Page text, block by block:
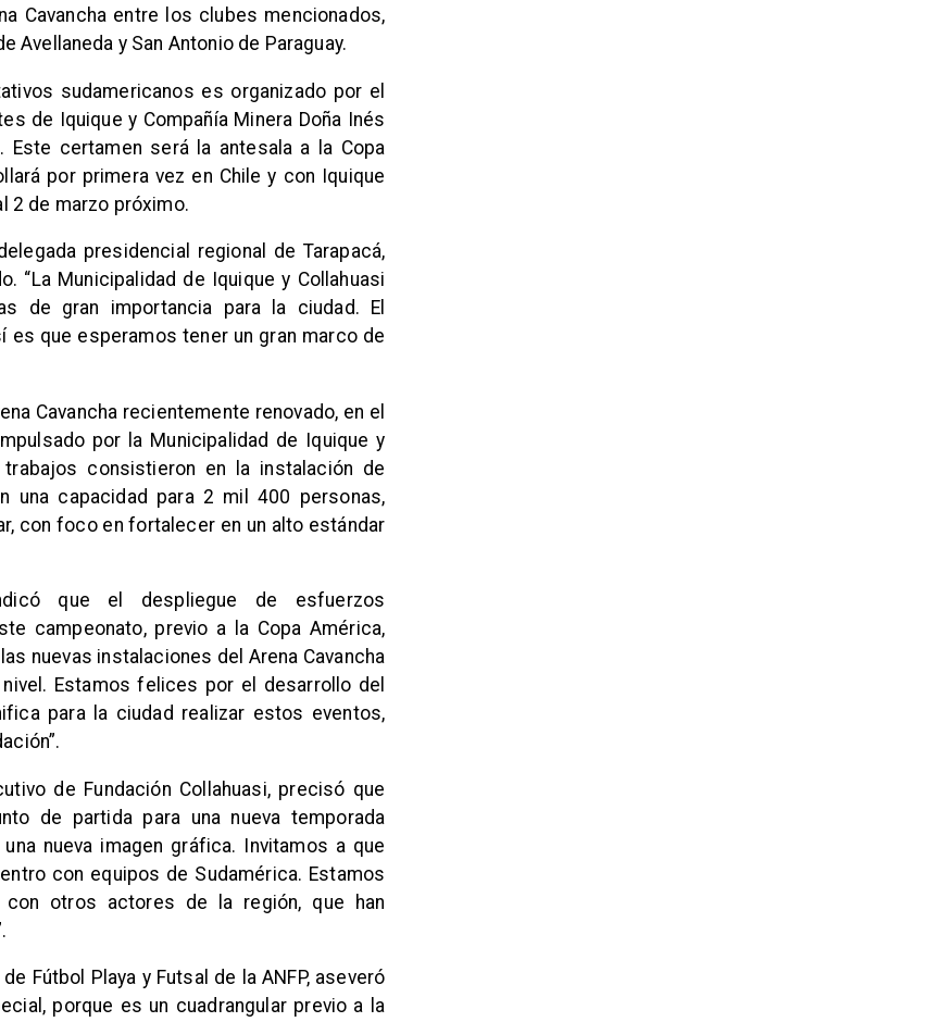
Cavancha entre los clubes mencionados,
Avellaneda y San Antonio de Paraguay.
sudamericanos es organizado por el
de Iquique y Compañía Minera Doña Inés
Este certamen será la antesala a la Copa
por primera vez en Chile y con Iquique
2 de marzo próximo.
presidencial regional de Tarapacá,
“La Municipalidad de Iquique y Collahuasi
de gran importancia para la ciudad. El
es que esperamos tener un gran marco de
Cavancha recientemente renovado, en el
por la Municipalidad de Iquique y
consistieron en la instalación de
una capacidad para 2 mil 400 personas,
con foco en fortalecer en un alto estándar
que el despliegue de esfuerzos
campeonato, previo a la Copa América,
nuevas instalaciones del Arena Cavancha
Estamos felices por el desarrollo del
para la ciudad realizar estos eventos,
de Fundación Collahuasi, precisó que
de partida para una nueva temporada
nueva imagen gráfica. Invitamos a que
con equipos de Sudamérica. Estamos
otros actores de la región, que han
Fútbol Playa y Futsal de la ANFP, aseveró
porque es un cuadrangular previo a la